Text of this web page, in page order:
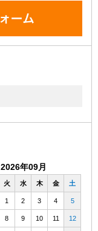
2026年09月
火 水 木 金 土
1 2 3 4 5
8 9 10 11 12